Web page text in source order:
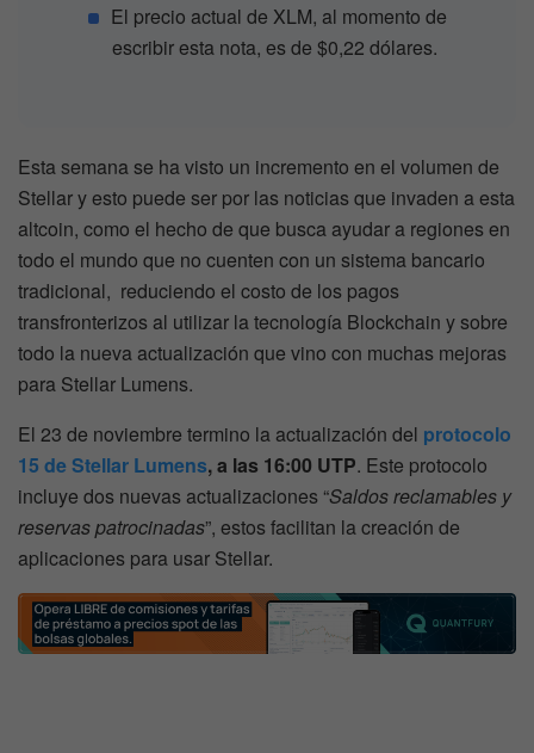
El precio actual de XLM, al momento de
escribir esta nota, es de $0,22 dólares.
Esta semana se ha visto un incremento en el volumen de
Stellar y esto puede ser por las noticias que invaden a esta
altcoin, como el hecho de que busca ayudar a regiones en
todo el mundo que no cuenten con un sistema bancario
tradicional, reduciendo el costo de los pagos
transfronterizos al utilizar la tecnología Blockchain y sobre
todo la nueva actualización que vino con muchas mejoras
para Stellar Lumens.
El 23 de noviembre termino la actualización del protocolo
15 de Stellar Lumens, a las 16:00 UTP. Este protocolo
incluye dos nuevas actualizaciones “Saldos reclamables y
reservas patrocinadas”, estos facilitan la creación de
aplicaciones para usar Stellar.